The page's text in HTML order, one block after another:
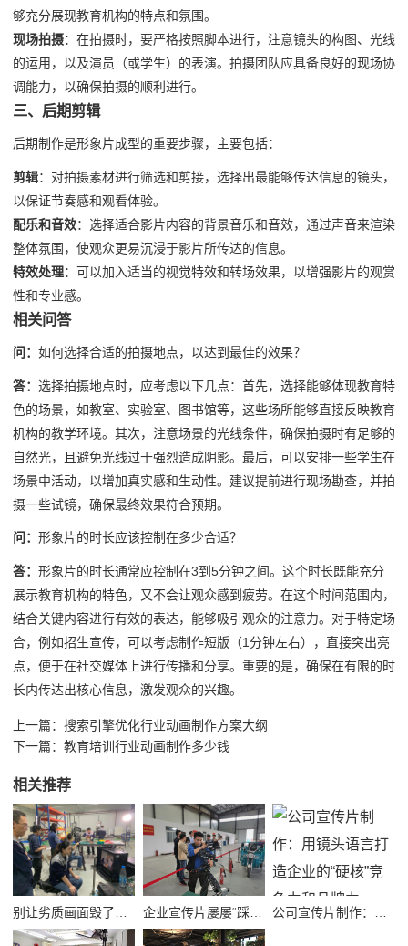
够充分展现教育机构的特点和氛围。
现场拍摄：在拍摄时，要严格按照脚本进行，注意镜头的构图、光线
的运用，以及演员（或学生）的表演。拍摄团队应具备良好的现场协
调能力，以确保拍摄的顺利进行。
三、后期剪辑
后期制作是形象片成型的重要步骤，主要包括：
剪辑：对拍摄素材进行筛选和剪接，选择出最能够传达信息的镜头，
以保证节奏感和观看体验。
配乐和音效：选择适合影片内容的背景音乐和音效，通过声音来渲染
整体氛围，使观众更易沉浸于影片所传达的信息。
特效处理：可以加入适当的视觉特效和转场效果，以增强影片的观赏
性和专业感。
相关问答
问： 如何选择合适的拍摄地点，以达到最佳的效果？
答： 选择拍摄地点时，应考虑以下几点：首先，选择能够体现教育特
色的场景，如教室、实验室、图书馆等，这些场所能够直接反映教育
机构的教学环境。其次，注意场景的光线条件，确保拍摄时有足够的
自然光，且避免光线过于强烈造成阴影。最后，可以安排一些学生在
场景中活动，以增加真实感和生动性。建议提前进行现场勘查，并拍
摄一些试镜，确保最终效果符合预期。
问： 形象片的时长应该控制在多少合适？
答： 形象片的时长通常应控制在3到5分钟之间。这个时长既能充分
展示教育机构的特色，又不会让观众感到疲劳。在这个时间范围内，
结合关键内容进行有效的表达，能够吸引观众的注意力。对于特定场
合，例如招生宣传，可以考虑制作短版（1分钟左右），直接突出亮
点，便于在社交媒体上进行传播和分享。重要的是，确保在有限的时
长内传达出核心信息，激发观众的兴趣。
上一篇： 搜索引擎优化行业动画制作方案大纲
下一篇： 教育培训行业动画制作多少钱
相关推荐